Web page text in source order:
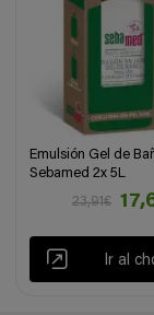
Emulsión Gel de
Sebamed 2x 5L
23,91€
Ir al